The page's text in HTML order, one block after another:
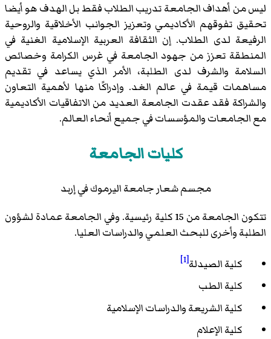
ليس من أهداف الجامعة تدريب الطلاب فقط بل الهدف هو أيضا
تحقيق تفوقهم الأكاديمي وتعزيز الجوانب الأخلاقية والروحية
الرفيعة لدى الطلاب. إن الثقافة العربية الإسلامية الغنية في
المنطقة تعزز من جهود الجامعة في غرس الكرامة وخصائص
السلامة والشرف لدى الطلبة، الأمر الذي يساعد في تقديم
مساهمات قيمة في عالم الغد. وإدراكًا منها لأهمية التعاون
والشراكة فقد عقدت الجامعة العديد من الاتفاقيات الأكاديمية
مع الجامعات والمؤسسات في جميع أنحاء العالم.
كليات الجامعة
مجسم شعار جامعة اليرموك في إربد
تتكون الجامعة من 15 كلية رئيسية. وفي الجامعة عمادة لشؤون
الطلبة وأخرى للبحث العلمي والدراسات العليا.
كلية الصيدلة[1]
كلية الطب
كلية الشريعة والدراسات الإسلامية
كلية الإعلام